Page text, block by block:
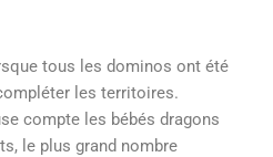
tous les dominos ont été
les territoires.
compte les bébés dragons
le plus grand nombre